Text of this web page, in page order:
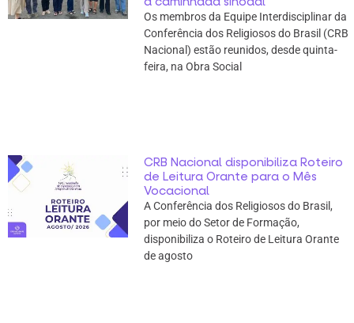
Os membros da Equipe Interdisciplinar da
Conferência dos Religiosos do Brasil (CRB
Nacional) estão reunidos, desde quinta-
feira, na Obra Social
CRB Nacional disponibiliza Roteiro
de Leitura Orante para o Mês
Vocacional
A Conferência dos Religiosos do Brasil,
por meio do Setor de Formação,
disponibiliza o Roteiro de Leitura Orante
de agosto